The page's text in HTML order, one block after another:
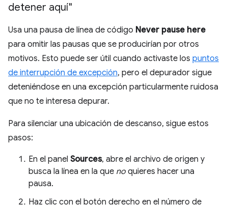
detener aquí"
Usa una pausa de línea de código Never pause here
para omitir las pausas que se producirían por otros
motivos. Esto puede ser útil cuando activaste los puntos
de interrupción de excepción, pero el depurador sigue
deteniéndose en una excepción particularmente ruidosa
que no te interesa depurar.
Para silenciar una ubicación de descanso, sigue estos
pasos:
En el panel Sources, abre el archivo de origen y
busca la línea en la que no quieres hacer una
pausa.
Haz clic con el botón derecho en el número de